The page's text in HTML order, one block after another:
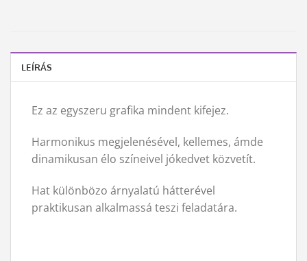
LEÍRÁS
Ez az egyszeru grafika mindent kifejez.
Harmonikus megjelenésével, kellemes, ámde
dinamikusan élo színeivel jókedvet közvetít.
Hat különbözo árnyalatú hátterével
praktikusan alkalmassá teszi feladatára.